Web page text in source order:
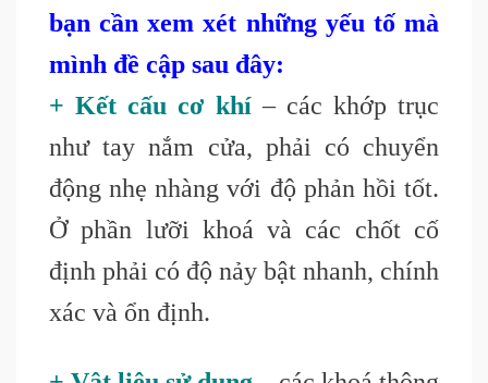
bạn cần xem xét những yếu tố mà
mình đề cập sau đây:
+ Kết cấu cơ khí– các khớp trục
như tay nắm cửa, phải có chuyển
động nhẹ nhàng với độ phản hồi tốt.
Ở phần lưỡi khoá và các chốt cố
định phải có độ nảy bật nhanh, chính
xác và ổn định.